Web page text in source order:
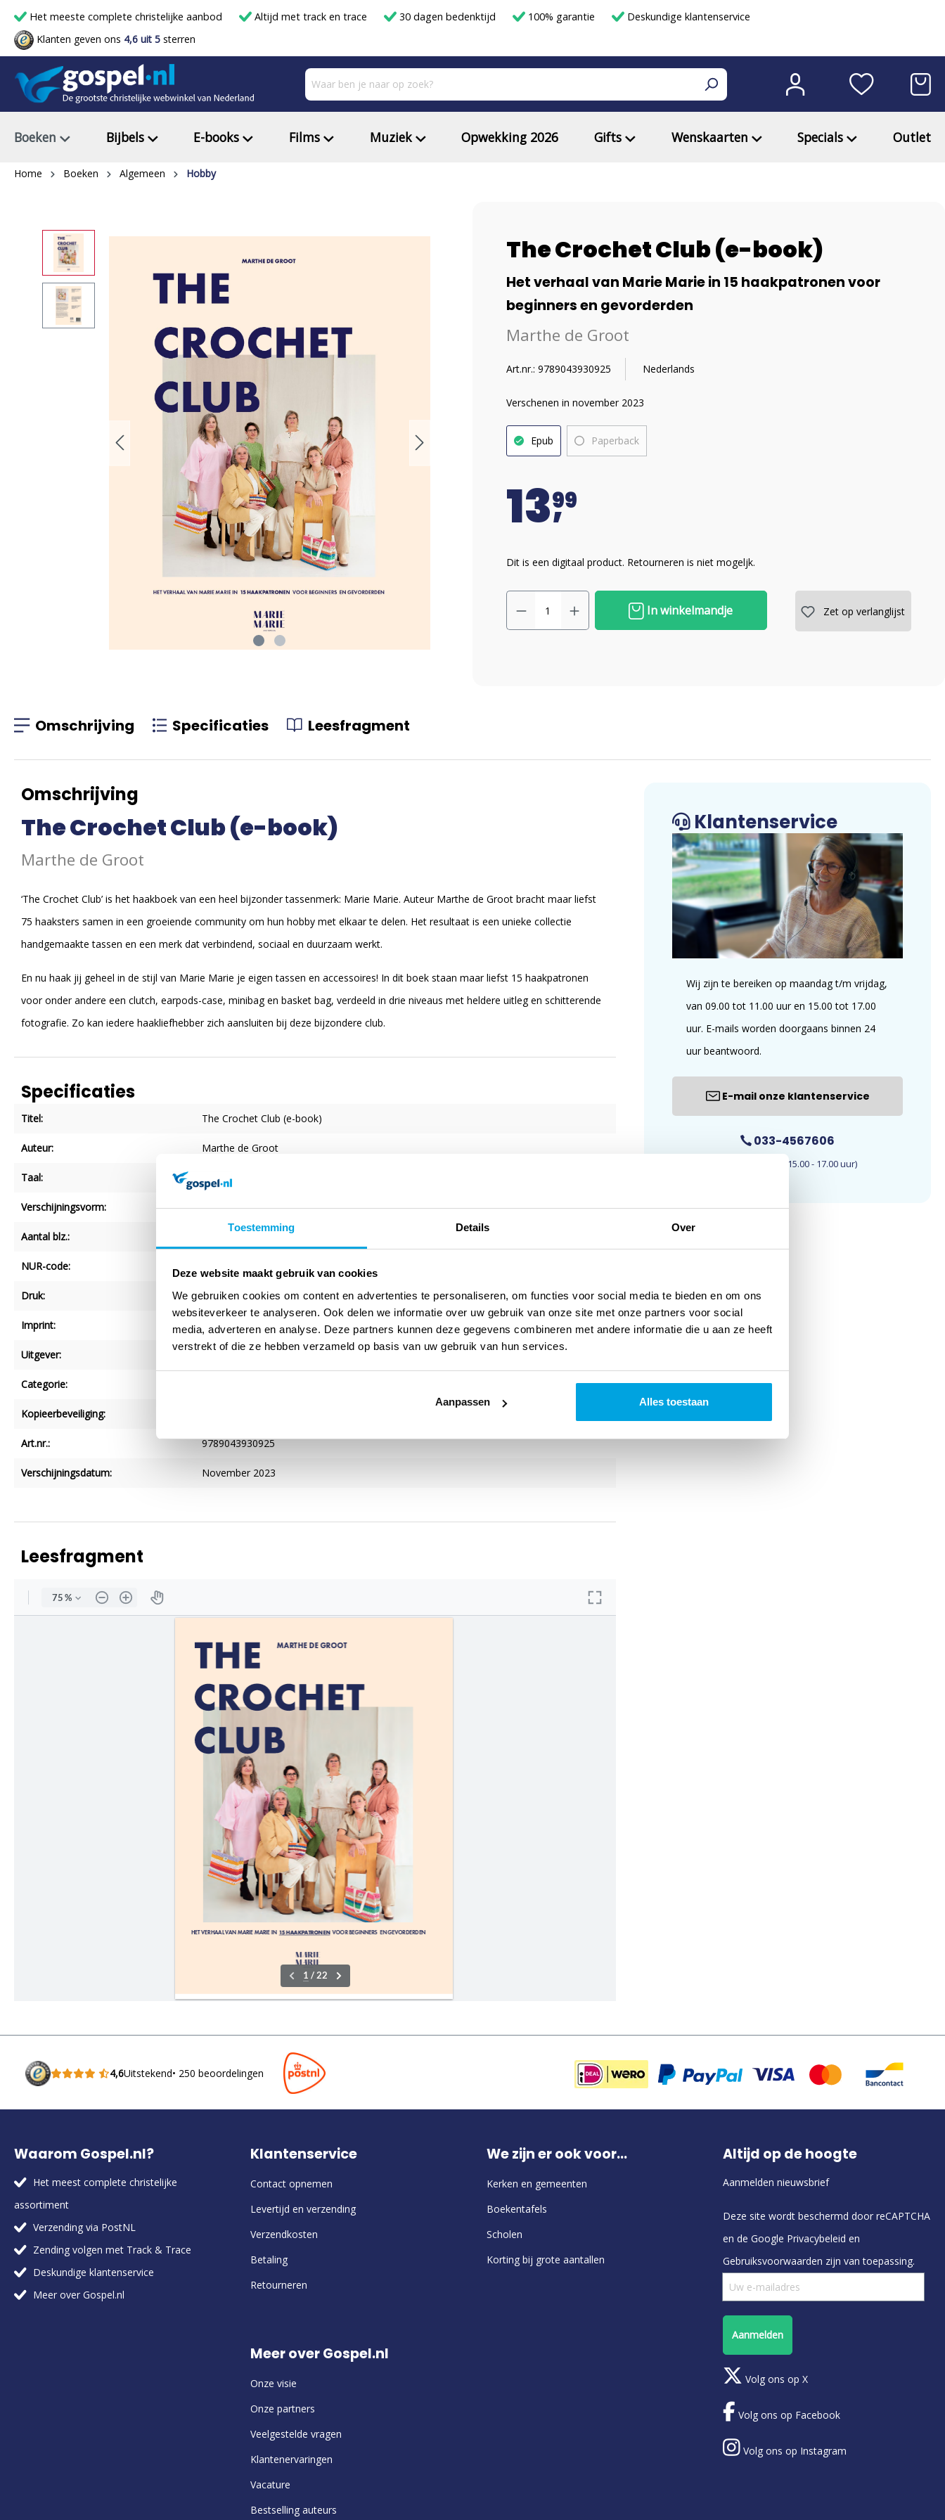
Toestemming Details Over
Deze website maakt gebruik van cookies
We gebruiken cookies om content en advertenties te personaliseren, om functies voor social media te bieden en om ons
websiteverkeer te analyseren. Ook delen we informatie over uw gebruik van onze site met onze partners voor social
media, adverteren en analyse. Deze partners kunnen deze gegevens combineren met andere informatie die u aan ze heeft
verstrekt of die ze hebben verzameld op basis van uw gebruik van hun services.
Aanpassen Alles toestaan
Het meeste complete christelijke aanbod Altijd met track en trace 30 dagen bedenktijd 100% garantie
Deskundige klantenservice
Klanten geven ons 4,6 uit 5 sterren
Boeken Bijbels E-books Films Muziek Opwekking 2026 Gifts Wenskaarten Specials Outlet
Home Boeken Algemeen Hobby
The Crochet Club (e-book)
Het verhaal van Marie Marie in 15 haakpatronen voor
beginners en gevorderden
Marthe de Groot
Art.nr.: 9789043930925 Nederlands
Verschenen in november 2023
Epub Paperback
1399
Dit is een digitaal product. Retourneren is niet mogeljk.
In winkelmandje Zet op verlanglijst
Omschrijving Specificaties Leesfragment
Omschrijving
The Crochet Club (e-book)
Marthe de Groot
‘The Crochet Club’ is het haakboek van een heel bijzonder tassenmerk: Marie Marie. Auteur Marthe de Groot bracht maar liefst
75 haaksters samen in een groeiende community om hun hobby met elkaar te delen. Het resultaat is een unieke collectie
handgemaakte tassen en een merk dat verbindend, sociaal en duurzaam werkt.
En nu haak jij geheel in de stijl van Marie Marie je eigen tassen en accessoires! In dit boek staan maar liefst 15 haakpatronen
voor onder andere een clutch, earpods-case, minibag en basket bag, verdeeld in drie niveaus met heldere uitleg en schitterende
fotografie. Zo kan iedere haakliefhebber zich aansluiten bij deze bijzondere club.
Specificaties
Titel: The Crochet Club (e-book)
Auteur: Marthe de Groot
Taal: Nederlands
Verschijningsvorm: Epub, Paperback
Aantal blz.:
NUR-code: 474
Druk: 1
Imprint: Kosmos Uitgevers
Uitgever:
Categorie:
Kopieerbeveiliging:
Art.nr.: 9789043930925
Verschijningsdatum: November 2023
Leesfragment
Klantenservice
Wij zijn te bereiken op maandag t/m vrijdag,
van 09.00 tot 11.00 uur en 15.00 tot 17.00
uur. E-mails worden doorgaans binnen 24
uur beantwoord.
E-mail onze klantenservice
033-4567606
(09.00 - 11.00 en 15.00 - 17.00 uur)
4,6Uitstekend• 250 beoordelingen
Waarom Gospel.nl?
Het meest complete christelijke
assortiment
Verzending via PostNL
Zending volgen met Track & Trace
Deskundige klantenservice
Meer over Gospel.nl
Klantenservice
Contact opnemen
Levertijd en verzending
Verzendkosten
Betaling
Retourneren
Meer over Gospel.nl
Onze visie
Onze partners
Veelgestelde vragen
Klantenervaringen
Vacature
Bestselling auteurs
We zijn er ook voor...
Kerken en gemeenten
Boekentafels
Scholen
Korting bij grote aantallen
Altijd op de hoogte
Aanmelden nieuwsbrief
Deze site wordt beschermd door reCAPTCHA
en de Google Privacybeleid en
Gebruiksvoorwaarden zijn van toepassing.
Aanmelden
Volg ons op X
Volg ons op Facebook
Volg ons op Instagram